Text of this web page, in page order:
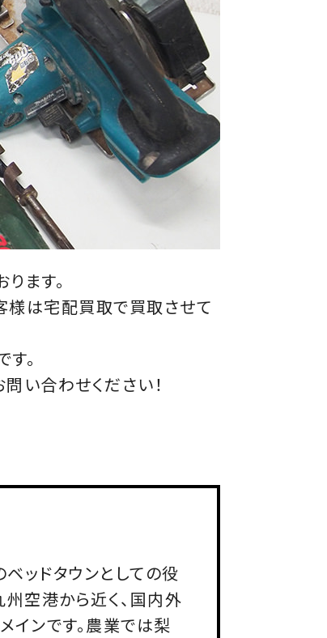
ます。
様は宅配買取で買取させて
。
い合わせください！
ッドタウンとしての役
空港から近く、国内外
ンです。農業では梨